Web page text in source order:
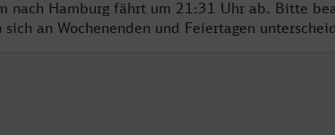
nach Hamburg fährt um 21:31 Uhr ab. Bitte
an Wochenenden und Feiertagen